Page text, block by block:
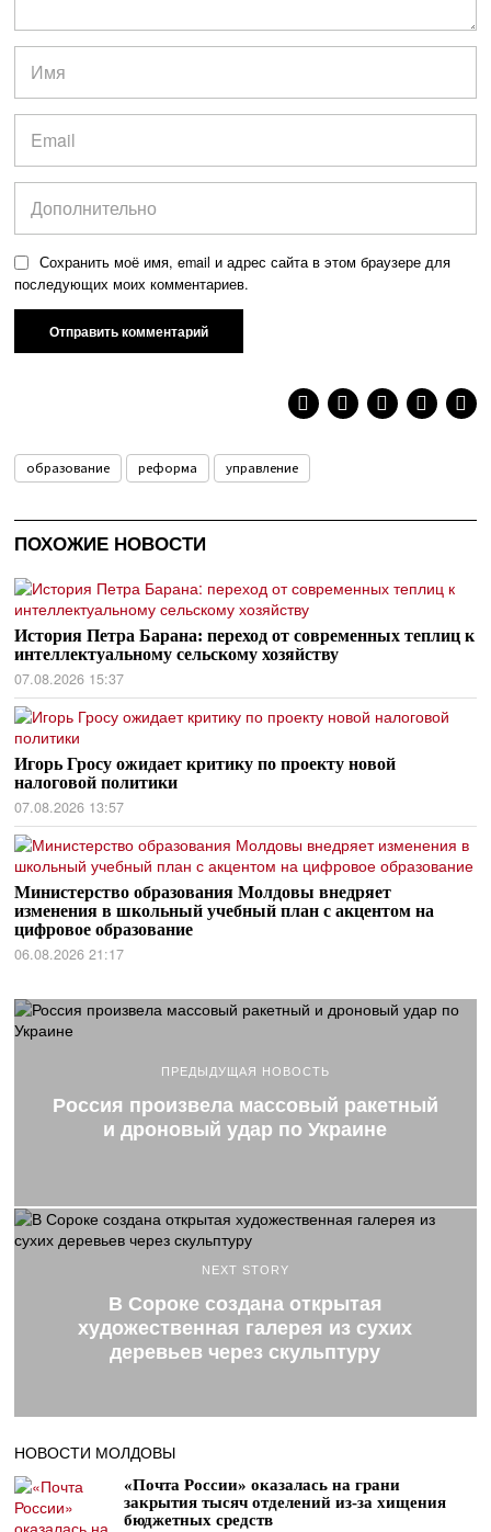
Сохранить моё имя, email и адрес сайта в этом браузере для
последующих моих комментариев.
образование реформа управление
ПОХОЖИЕ НОВОСТИ
История Петра Барана: переход от современных теплиц к
интеллектуальному сельскому хозяйству
07.08.2026 15:37
Игорь Гросу ожидает критику по проекту новой
налоговой политики
07.08.2026 13:57
Министерство образования Молдовы внедряет
изменения в школьный учебный план с акцентом на
цифровое образование
06.08.2026 21:17
ПРЕДЫДУЩАЯ НОВОСТЬ
Россия произвела массовый ракетный
и дроновый удар по Украине
NEXT STORY
В Сороке создана открытая
художественная галерея из сухих
деревьев через скульптуру
НОВОСТИ МОЛДОВЫ
«Почта России» оказалась на грани
закрытия тысяч отделений из-за хищения
бюджетных средств